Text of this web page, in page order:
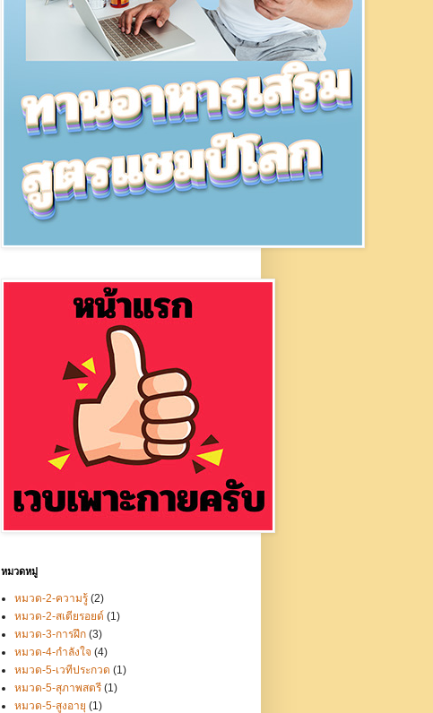
หมวดหมู่
หมวด-2-ความรู้ (2)
หมวด-2-สเตียรอยด์ (1)
หมวด-3-การฝึก (3)
หมวด-4-กำลังใจ (4)
หมวด-5-เวทีประกวด (1)
หมวด-5-สุภาพสตรี (1)
หมวด-5-สูงอายุ (1)